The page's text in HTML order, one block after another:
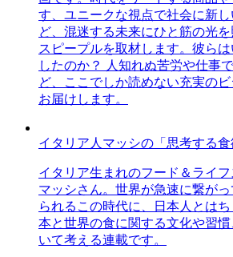
す、ユニークな視点で社会に新
ど、混迷する未来にひと筋の光
スピープルを取材します。彼ら
したのか？ 人知れぬ苦労や仕事
ど、ここでしか読めない充実の
お届けします。
イタリア人マッシの「思考する食
イタリア生まれのフード＆ライフ
マッシさん。世界が急速に繋が
られるこの時代に、日本人とは
本と世界の食に関する文化や習
いて考える連載です。